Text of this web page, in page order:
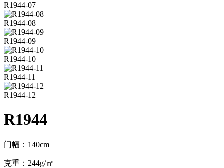
R1944-07
R1944-08
R1944-09
R1944-10
R1944-11
R1944-12
R1944
门幅：140cm
克重：244g/㎡